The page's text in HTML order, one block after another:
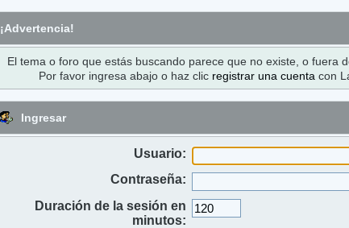
¡Advertencia!
El tema o foro que estás buscando parece que no existe, o fuera
Por favor ingresa abajo o haz clic registrar una cuenta con
Ingresar
Usuario:
Contraseña:
Duración de la sesión en
minutos: